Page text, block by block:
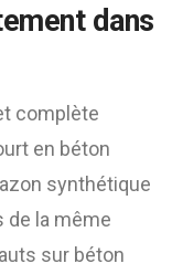
dans
complète
en béton
synthétique
de la même
sur béton